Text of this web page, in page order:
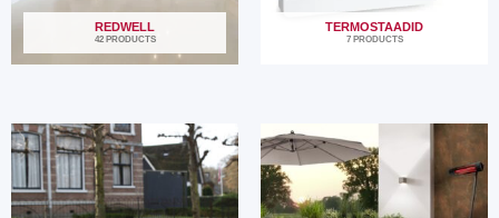
REDWELL
42 PRODUCTS
TERMOSTAADID
7 PRODUCTS